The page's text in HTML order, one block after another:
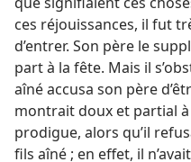
ces réjouissances, il fut
d’entrer. Son père le
part à la fête. Mais il
aîné accusa son père
montrait doux et partial à
prodigue, alors qu’il
fils aîné ; en effet, il